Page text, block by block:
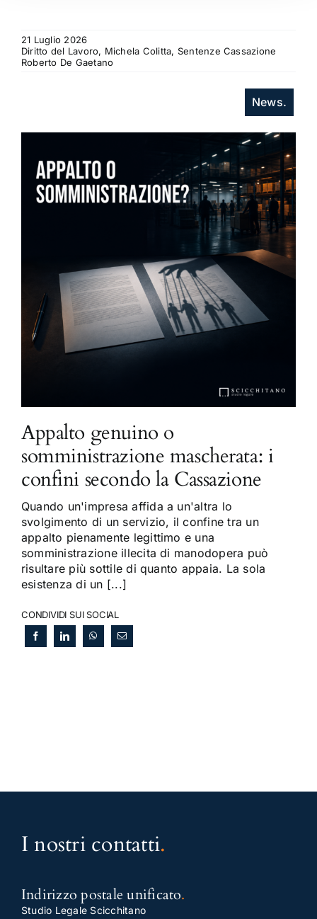
21 Luglio 2026
Diritto del Lavoro, Michela Colitta, Sentenze Cassazione
Roberto De Gaetano
News.
Appalto genuino o
somministrazione mascherata: i
confini secondo la Cassazione
Quando un'impresa affida a un'altra lo
svolgimento di un servizio, il confine tra un
appalto pienamente legittimo e una
somministrazione illecita di manodopera può
risultare più sottile di quanto appaia. La sola
esistenza di un [...]
CONDIVIDI SUI SOCIAL
I nostri contatti.
Indirizzo postale unificato.
Studio Legale Scicchitano